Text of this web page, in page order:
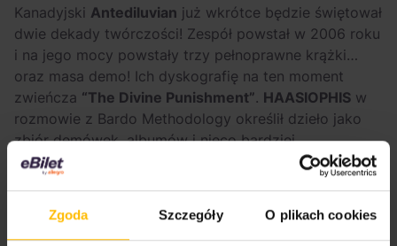
Zgoda Szczegóły O plikach cookies
Kanadyjski Antediluvian już wkrótce będzie świętował
dwie dekady twórczości! Zespół powstał w 2006 roku
i na jego mocy powstały trzy pełnoprawne krążki…
oraz masa demo! Ich dyskografię na ten moment
zwieńcza “The Divine Punishment”. HAASIOPHIS w
rozmowie z Bardo Methodology określił dzieło jako
zbiór demówek, albumów i nieco bardziej
eksperymentalnych EP-ek, w które włożyli mnósto